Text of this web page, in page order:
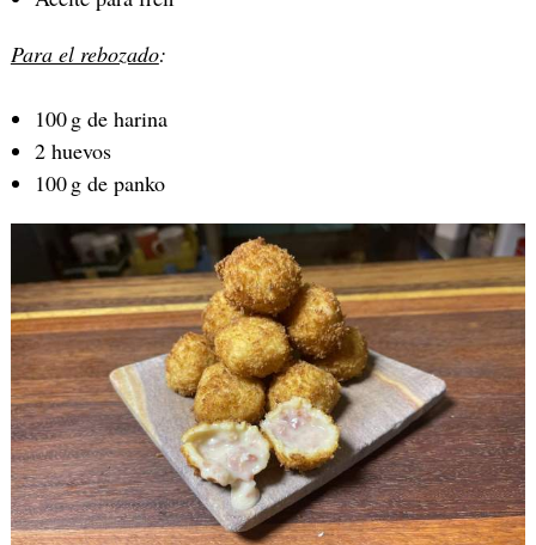
Para el rebozado:
100 g de harina
2 huevos
100 g de panko